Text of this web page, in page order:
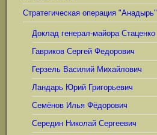
Стратегическая операция "Анадырь"
Доклад генерал-майора Стаценко
Гавриков Сергей Федорович
Герзель Василий Михайлович
Ландарь Юрий Григорьевич
Семёнов Илья Фёдорович
Середин Николай Сергеевич